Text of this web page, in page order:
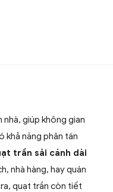
giúp không gian
khả năng phân tán
trần sải cánh dài
nhà hàng, hay quán
quạt trần còn tiết